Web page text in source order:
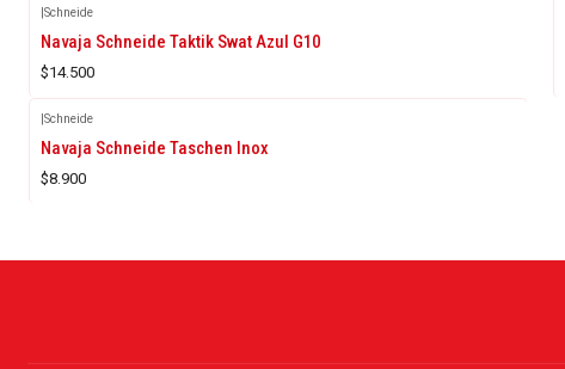
|Schneide
Navaja Schneide Taktik Swat Azul G10
$14.500
|Schneide
Navaja Schneide Taschen Inox
$8.900